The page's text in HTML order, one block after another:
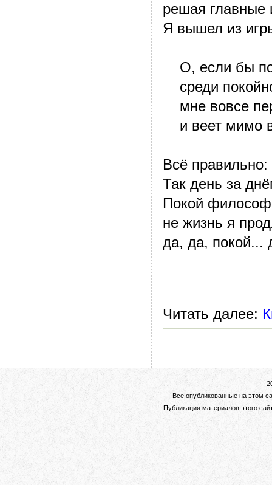
решая главные
Я вышел из
О, если бы
среди
мне вовсе
и веет мимо
Всё
Так день за
Покой
не жизнь я
да, да, покой...
Читать далее:
Все опубликованные на этом
Публикация материалов этого